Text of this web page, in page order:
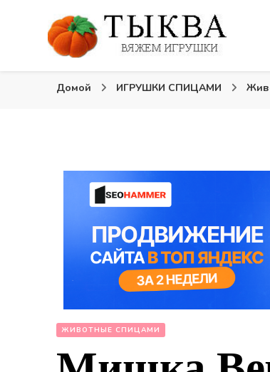
Тыква: Вяжем
Домой ИГРУШКИ СПИЦАМИ
ЖИВОТНЫЕ СПИЦАМИ